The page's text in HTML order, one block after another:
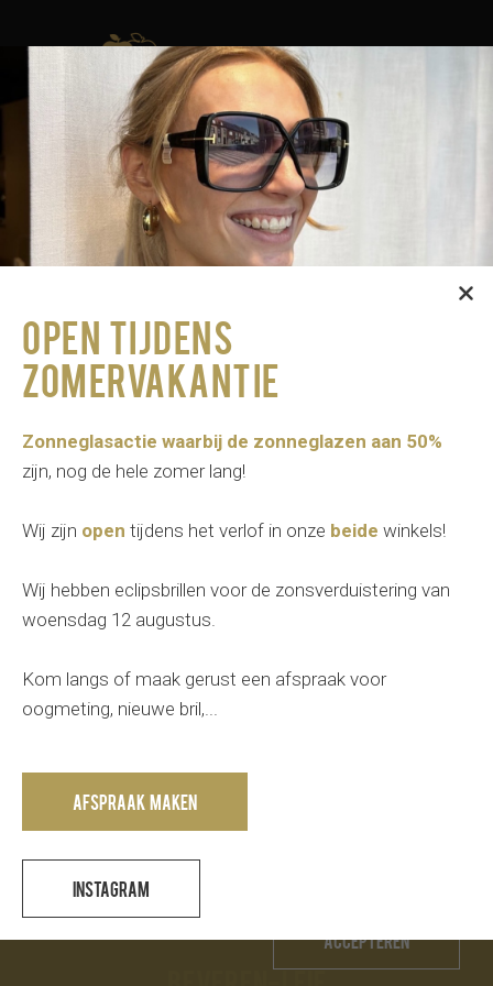
Deze website maakt gebruik van cookies voor een
optimaal gebruik.
Accepteren
OPEN TIJDENS
ZOMERVAKANTIE
Zonneglasactie waarbij de zonneglazen aan 50%
zijn, nog de hele zomer lang!
Wij zijn open tijdens het verlof in onze beide winkels!
Wij hebben eclipsbrillen voor de zonsverduistering van
woensdag 12 augustus.
Kom langs of maak gerust een afspraak voor
oogmeting, nieuwe bril,...
Afspraak maken
Instagram
Wevelgem
Tel.056 41 15 56- info@optiekboury.be
di-vr: 09u00 - 12u30
do:
09u00 - 12u30
Andere uren zijn mogelijk op afspraak in beide